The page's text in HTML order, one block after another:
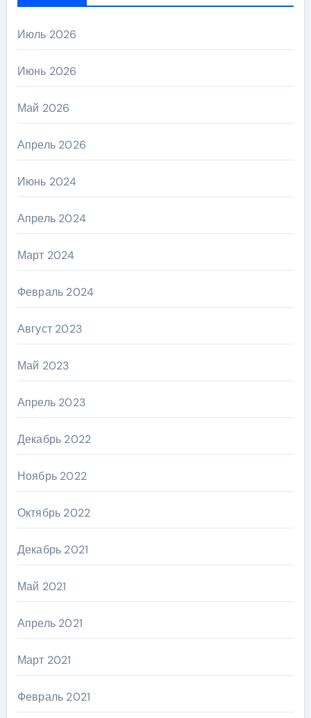
Июль 2026
Июнь 2026
Май 2026
Апрель 2026
Июнь 2024
Апрель 2024
Март 2024
Февраль 2024
Август 2023
Май 2023
Апрель 2023
Декабрь 2022
Ноябрь 2022
Октябрь 2022
Декабрь 2021
Май 2021
Апрель 2021
Март 2021
Февраль 2021